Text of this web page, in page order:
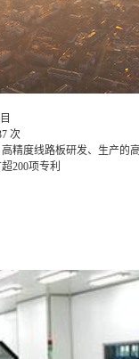
次
精度线路板研发、生产的
200项专利